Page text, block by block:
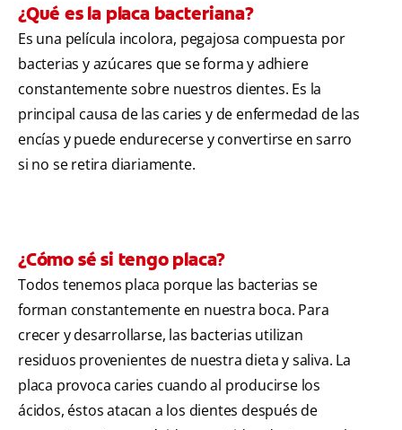
¿Qué es la placa bacteriana?
Es una película incolora, pegajosa compuesta por
bacterias y azúcares que se forma y adhiere
constantemente sobre nuestros dientes. Es la
principal causa de las caries y de enfermedad de las
encías y puede endurecerse y convertirse en sarro
si no se retira diariamente.
¿Cómo sé si tengo placa?
Todos tenemos placa porque las bacterias se
forman constantemente en nuestra boca. Para
crecer y desarrollarse, las bacterias utilizan
residuos provenientes de nuestra dieta y saliva. La
placa provoca caries cuando al producirse los
ácidos, éstos atacan a los dientes después de